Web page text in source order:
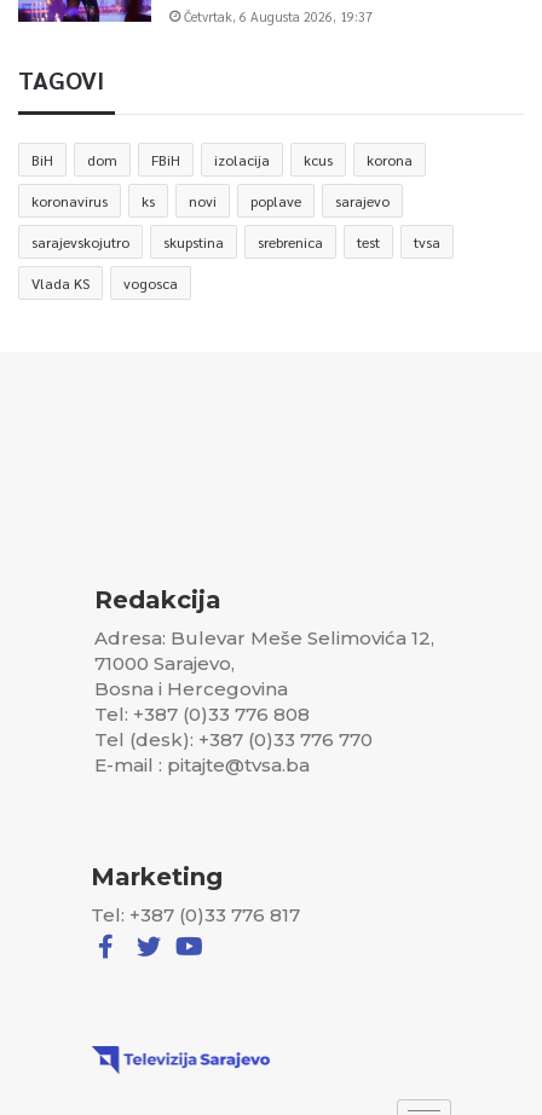
Četvrtak, 6 Augusta 2026, 19:37
TAGOVI
BiH dom FBiH izolacija kcus korona
koronavirus ks novi poplave sarajevo
sarajevskojutro skupstina srebrenica test tvsa
Vlada KS vogosca
Redakcija
Adresa: Bulevar Meše Selimovića 12,
71000 Sarajevo,
Bosna i Hercegovina
Tel: +387 (0)33 776 808
Tel (desk): +387 (0)33 776 770
E-mail : pitajte@tvsa.ba
Marketing
Tel: +387 (0)33 776 817